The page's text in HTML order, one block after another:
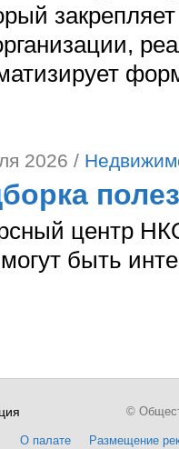
2026 /
центр
быть
О палате Размещение
©